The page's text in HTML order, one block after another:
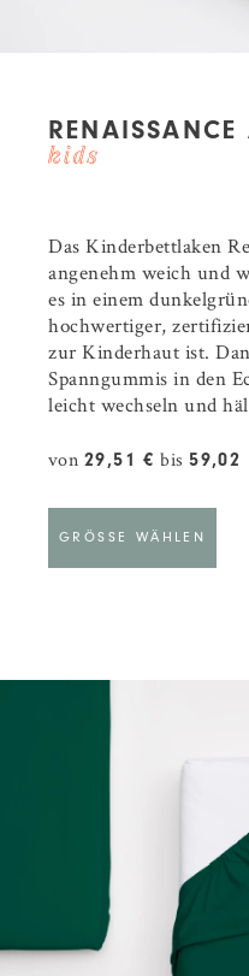
RENAISSANCE
Das Kinderbettlaken
angenehm weich und
es in einem
hochwertiger,
zur Kinderhaut ist.
Spanngummis in den
leicht wechseln und
von 29,51 € bis59,02
GRÖSSE WÄHLEN